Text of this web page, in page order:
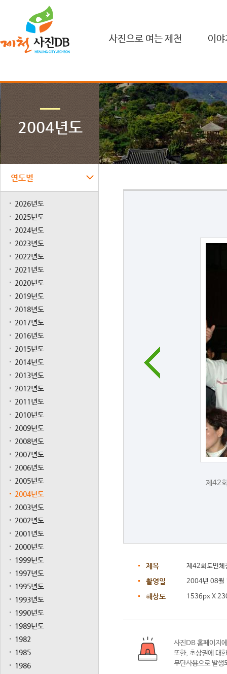
사진으로 여는 제천 이
2004년도
연도별
2026년도
2025년도
2024년도
2023년도
2022년도
2021년도
2020년도
2019년도
2018년도
2017년도
2016년도
2015년도
2014년도
2013년도
2012년도
2011년도
2010년도
2009년도
2008년도
2007년도
2006년도
2005년도
2004년도
2003년도
2002년도
2001년도
2000년도
1999년도
1997년도
1995년도
1993년도
1990년도
1989년도
1982
1985
1986
제42
제목 제42회도민체
촬영일 2004년 08월
해상도 1536px X
사진DB 홈페이지
또한, 초상권에 대
무단사용으로 발생